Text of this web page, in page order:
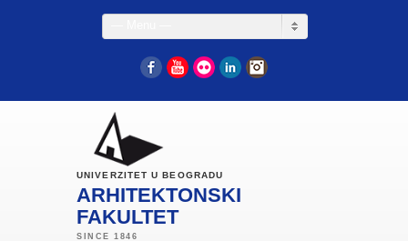
FacebookYouTube
Flickr LinkedIn
UNIVERZITET U BEOGRADU
ARHITEKTONSKI
FAKULTET